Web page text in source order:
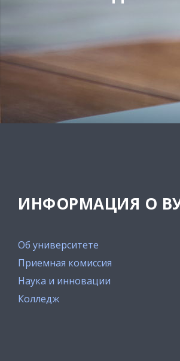
ИНФОРМАЦИЯ О
Об университете
Приемная комиссия
Наука и инновации
Колледж